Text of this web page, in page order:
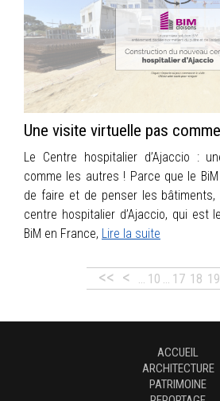
Une visite virtuelle pas
Le Centre hospitalier d’Ajaccio :
comme les autres ! Parce que le
de faire et de penser les
centre hospitalier d’Ajaccio, qui est
BiM en France, Lire la suite
<< < … 10 … 17 18 19
ACCUEIL
ARCHITECTURE
PATRIMOINE